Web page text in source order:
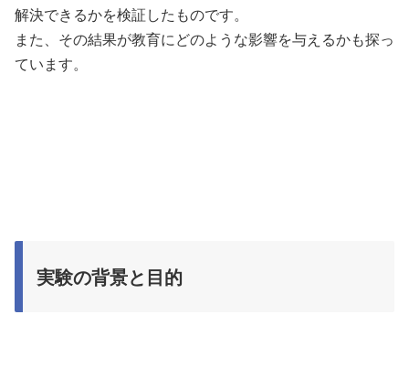
解決できるかを検証したものです。
また、その結果が教育にどのような影響を与えるかも探っ
ています。
実験の背景と目的